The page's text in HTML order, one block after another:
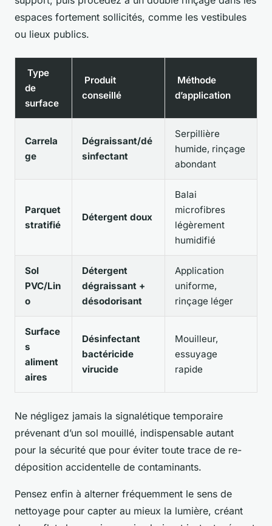
espaces fortement sollicités, comme les vestibules
ou lieux publics.
Type
de
surface
Produit
conseillé
Méthode
d’application
Carrela
ge
Dégraissant/dé
sinfectant
Serpillière
humide, rinçage
abondant
Parquet
stratifié
Détergent doux
Balai
microfibres
légèrement
humidifié
Sol
PVC/Lin
o
Détergent
dégraissant +
désodorisant
Application
uniforme,
rinçage léger
Surface
s
aliment
aires
Désinfectant
bactéricide
virucide
Mouilleur,
essuyage
rapide
Ne négligez jamais la signalétique temporaire
prévenant d’un sol mouillé, indispensable autant
pour la sécurité que pour éviter toute trace de re-
déposition accidentelle de contaminants.
Pensez enfin à alterner fréquemment le sens de
nettoyage pour capter au mieux la lumière, créant